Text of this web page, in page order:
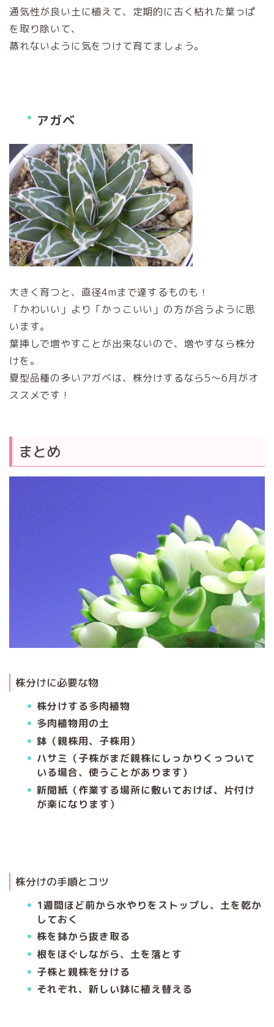
通気性が良い土に植えて、定期的に古く枯れた葉っぱ
を取り除いて、
蒸れないように気をつけて育てましょう。
アガベ
大きく育つと、直径4mまで達するものも！
「かわいい」より「かっこいい」の方が合うように思
います。
葉挿しで増やすことが出来ないので、増やすなら株分
けを。
夏型品種の多いアガベは、株分けするなら5～6月がオ
ススメです！
まとめ
株分けに必要な物
株分けする多肉植物
多肉植物用の土
鉢（親株用、子株用）
ハサミ（子株がまだ親株にしっかりくっついて
いる場合、使うことがあります）
新聞紙（作業する場所に敷いておけば、片付け
が楽になります）
株分けの手順とコツ
1週間ほど前から水やりをストップし、土を乾か
しておく
株を鉢から抜き取る
根をほぐしながら、土を落とす
子株と親株を分ける
それぞれ、新しい鉢に植え替える